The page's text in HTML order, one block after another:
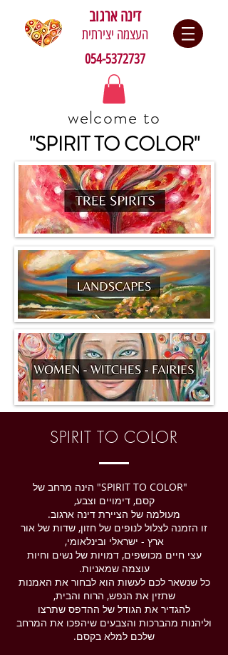
דינה ארגוב
העצמה יצירתית
054-5372737
"SPIRIT TO COLOR"
welcome to
SPIRIT TO COLOR
"SPIRIT TO COLOR" הינה מרחב של
קסם, דימויים וצבע,
מעולמה של הציירת דינה ארגוב.
זו הזמנה לצלול לנופים של חזון, שדות של אור
ארץ - ישראלי ובינלאומי,
עצי חיים מכושפים, דמויות של נשים וחיות
עוצמה שמאניות.
כל שנשאר לכם לעשות הוא לבחור את האמנות
שתזין את הנפש, הרוח והבית,
להגדיר את הגודל של ההדפס שתרצו
וליהנות מהברכות והצבעים שיהפכו את המרחב
שלכם למלא בקסם.